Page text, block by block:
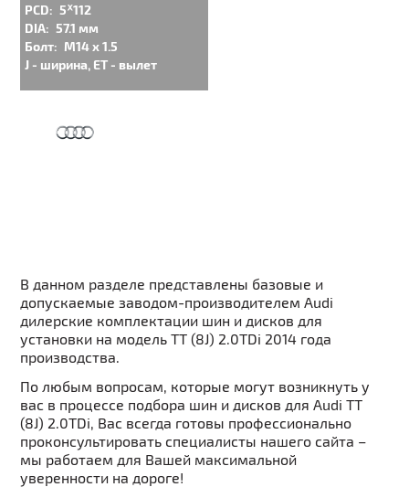
PCD: 5ᕁ112
DIA: 57.1 мм
Болт: M14 x 1.5
J - ширина, ET - вылет
В данном разделе представлены базовые и
допускаемые заводом-производителем Audi
дилерские комплектации шин и дисков для
установки на модель TT (8J) 2.0TDi 2014 года
производства.
По любым вопросам, которые могут возникнуть у
вас в процессе подбора шин и дисков для Audi TT
(8J) 2.0TDi, Вас всегда готовы профессионально
проконсультировать специалисты нашего сайта –
мы работаем для Вашей максимальной
уверенности на дороге!